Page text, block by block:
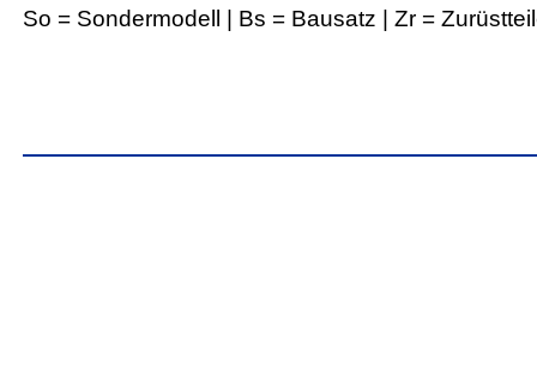
So = Sondermodell | Bs = Bausatz | Zr =